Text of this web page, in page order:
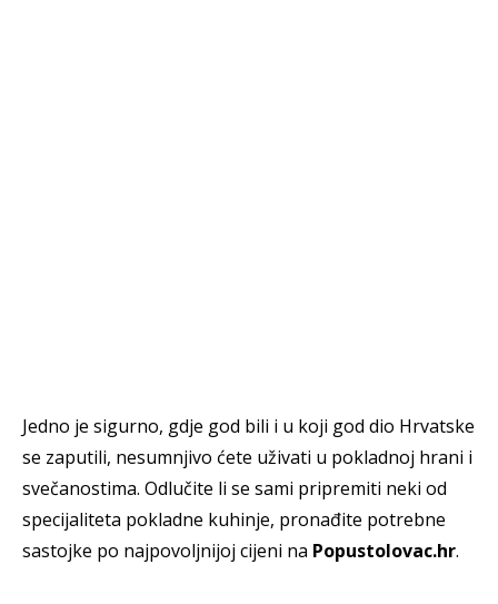
Jedno je sigurno, gdje god bili i u koji god dio Hrvatske
se zaputili, nesumnjivo ćete uživati u pokladnoj hrani i
svečanostima. Odlučite li se sami pripremiti neki od
specijaliteta pokladne kuhinje, pronađite potrebne
sastojke po najpovoljnijoj cijeni na Popustolovac.hr.